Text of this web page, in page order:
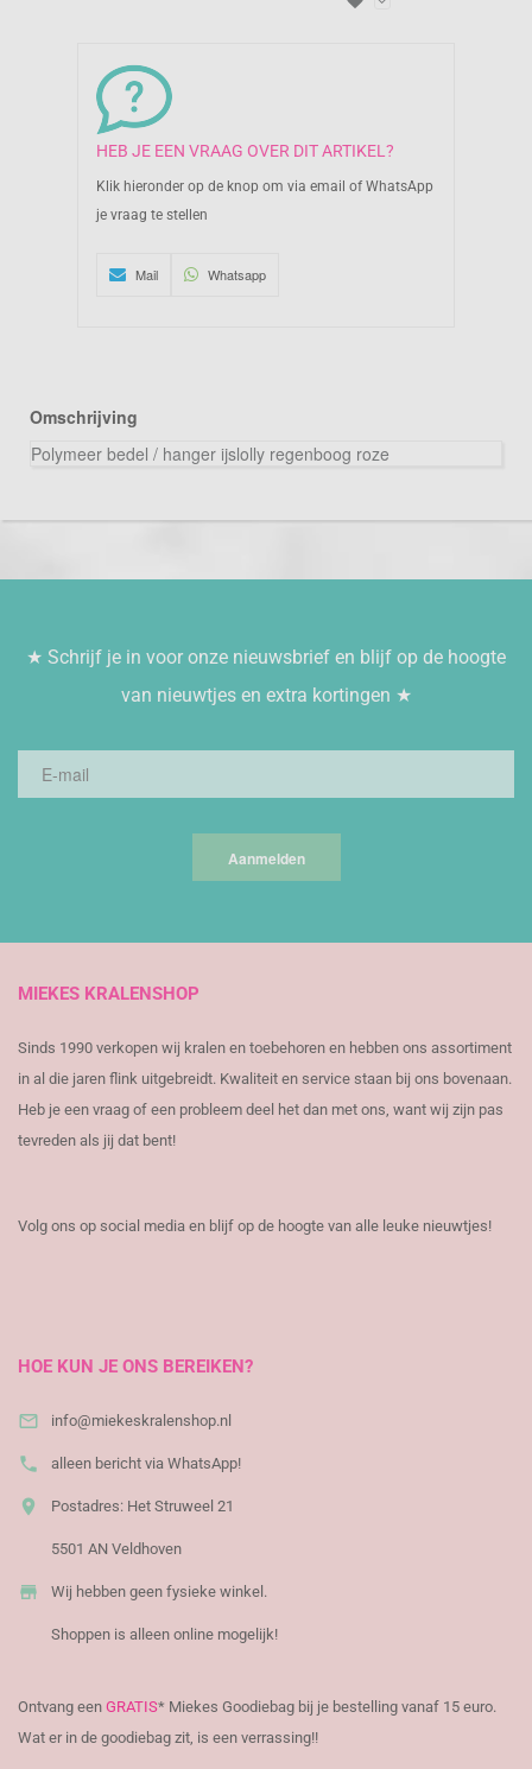
HEB JE EEN VRAAG OVER DIT ARTIKEL?
Klik hieronder op de knop om via email of WhatsApp
je vraag te stellen
Mail Whatsapp
Omschrijving
Polymeer bedel / hanger ijslolly regenboog roze
★ Schrijf je in voor onze nieuwsbrief en blijf op de hoogte
van nieuwtjes en extra kortingen ★
Aanmelden
MIEKES KRALENSHOP
Sinds 1990 verkopen wij kralen en toebehoren en hebben ons assortiment
in al die jaren flink uitgebreidt. Kwaliteit en service staan bij ons bovenaan.
Heb je een vraag of een probleem deel het dan met ons, want wij zijn pas
tevreden als jij dat bent!
Volg ons op social media en blijf op de hoogte van alle leuke nieuwtjes!
HOE KUN JE ONS BEREIKEN?
 info@miekeskralenshop.nl
 alleen bericht via WhatsApp!
 Postadres: Het Struweel 21
5501 AN Veldhoven
 Wij hebben geen fysieke winkel.
Shoppen is alleen online mogelijk!
Ontvang een GRATIS* Miekes Goodiebag bij je bestelling vanaf 15 euro.
Wat er in de goodiebag zit, is een verrassing!!